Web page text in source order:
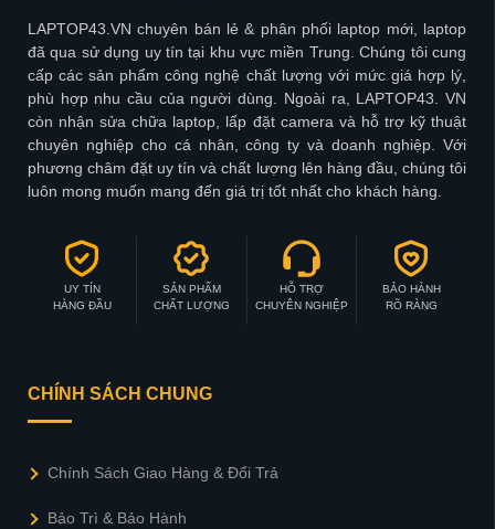
LAPTOP43.VN chuyên bán lẻ & phân phối laptop mới, laptop
đã qua sử dụng uy tín tại khu vực miền Trung. Chúng tôi cung
cấp các sản phẩm công nghệ chất lượng với mức giá hợp lý,
phù hợp nhu cầu của người dùng. Ngoài ra, LAPTOP43. VN
còn nhận sửa chữa laptop, lấp đặt camera và hỗ trợ kỹ thuật
chuyên nghiệp cho cá nhân, công ty và doanh nghiệp. Với
phương châm đặt uy tín và chất lượng lên hàng đầu, chúng tôi
luôn mong muốn mang đến giá trị tốt nhất cho khách hàng.
UY TÍN
HÀNG ĐẦU
SẢN PHẨM
CHẤT LƯỢNG
HỖ TRỢ
CHUYÊN NGHIỆP
BẢO HÀNH
RÕ RÀNG
CHÍNH SÁCH CHUNG
Chính Sách Giao Hàng & Đổi Trả
Bảo Trì & Bảo Hành